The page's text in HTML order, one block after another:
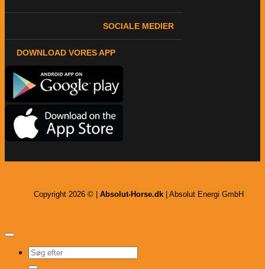
SOCIALE MEDIER
DOWNLOAD VORES APP
Copyright 2026 © | Absolut-Horse.dk| Absolut Energi GmbH
Søg
efter: